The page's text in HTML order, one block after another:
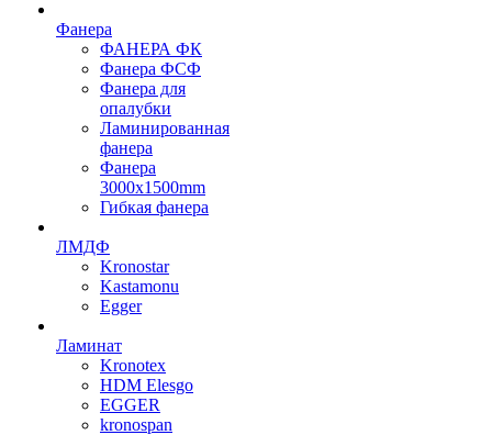
Фанера
ФАНЕРА ФК
Фанера ФСФ
Фанера для
опалубки
Ламинированная
фанера
Фанера
3000х1500mm
Гибкая фанера
ЛМДФ
Kronostar
Kastamonu
Egger
Ламинат
Kronotex
HDM Elesgo
EGGER
kronospan